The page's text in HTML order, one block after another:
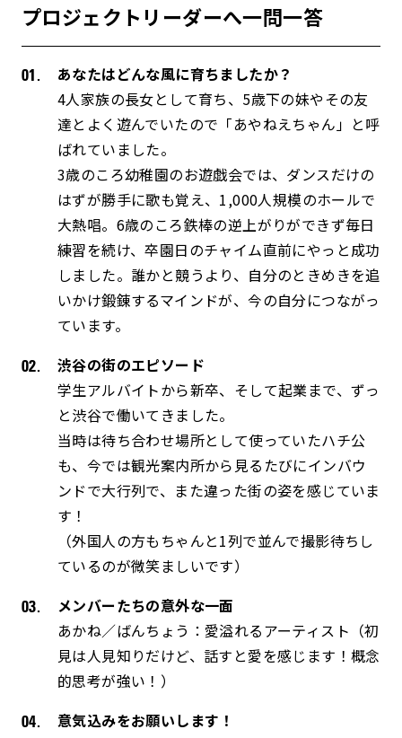
プロジェクトリーダーへ一問一答
あなたはどんな風に育ちましたか？
4人家族の長女として育ち、5歳下の妹やその友
達とよく遊んでいたので「あやねえちゃん」と呼
ばれていました。
3歳のころ幼稚園のお遊戯会では、ダンスだけの
はずが勝手に歌も覚え、1,000人規模のホールで
大熱唱。6歳のころ鉄棒の逆上がりができず毎日
練習を続け、卒園日のチャイム直前にやっと成功
しました。誰かと競うより、自分のときめきを追
いかけ鍛錬するマインドが、今の自分につながっ
ています。
渋谷の街のエピソード
学生アルバイトから新卒、そして起業まで、ずっ
と渋谷で働いてきました。
当時は待ち合わせ場所として使っていたハチ公
も、今では観光案内所から見るたびにインバウ
ンドで大行列で、また違った街の姿を感じていま
す！
（外国人の方もちゃんと1列で並んで撮影待ちし
ているのが微笑ましいです）
メンバーたちの意外な一面
あかね／ばんちょう：愛溢れるアーティスト（初
見は人見知りだけど、話すと愛を感じます！概念
的思考が強い！）
意気込みをお願いします！